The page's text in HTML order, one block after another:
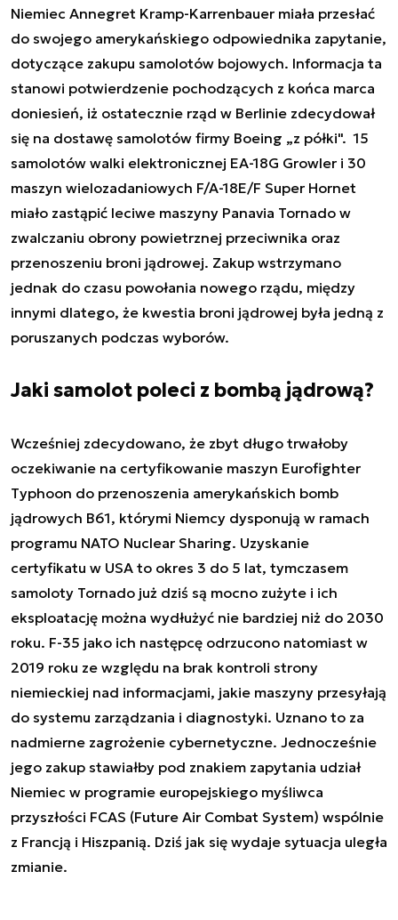
Niemiec Annegret Kramp-Karrenbauer miała przesłać
do swojego amerykańskiego odpowiednika zapytanie,
dotyczące zakupu samolotów bojowych. Informacja ta
stanowi potwierdzenie pochodzących z końca marca
doniesień, iż ostatecznie rząd w Berlinie zdecydował
się na dostawę samolotów firmy Boeing „z półki". 15
samolotów walki elektronicznej EA-18G Growler i 30
maszyn wielozadaniowych F/A-18E/F Super Hornet
miało zastąpić leciwe maszyny Panavia Tornado w
zwalczaniu obrony powietrznej przeciwnika oraz
przenoszeniu broni jądrowej. Zakup wstrzymano
jednak do czasu powołania nowego rządu, między
innymi dlatego, że kwestia broni jądrowej była jedną z
poruszanych podczas wyborów.
Jaki samolot poleci z bombą jądrową?
Wcześniej zdecydowano, że zbyt długo trwałoby
oczekiwanie na certyfikowanie maszyn Eurofighter
Typhoon do przenoszenia amerykańskich bomb
jądrowych B61, którymi Niemcy dysponują w ramach
programu NATO Nuclear Sharing. Uzyskanie
certyfikatu w USA to okres 3 do 5 lat, tymczasem
samoloty Tornado już dziś są mocno zużyte i ich
eksploatację można wydłużyć nie bardziej niż do 2030
roku. F-35 jako ich następcę odrzucono natomiast w
2019 roku ze względu na brak kontroli strony
niemieckiej nad informacjami, jakie maszyny przesyłają
do systemu zarządzania i diagnostyki. Uznano to za
nadmierne zagrożenie cybernetyczne. Jednocześnie
jego zakup stawiałby pod znakiem zapytania udział
Niemiec w programie europejskiego myśliwca
przyszłości FCAS (Future Air Combat System) wspólnie
z Francją i Hiszpanią. Dziś jak się wydaje sytuacja uległa
zmianie.